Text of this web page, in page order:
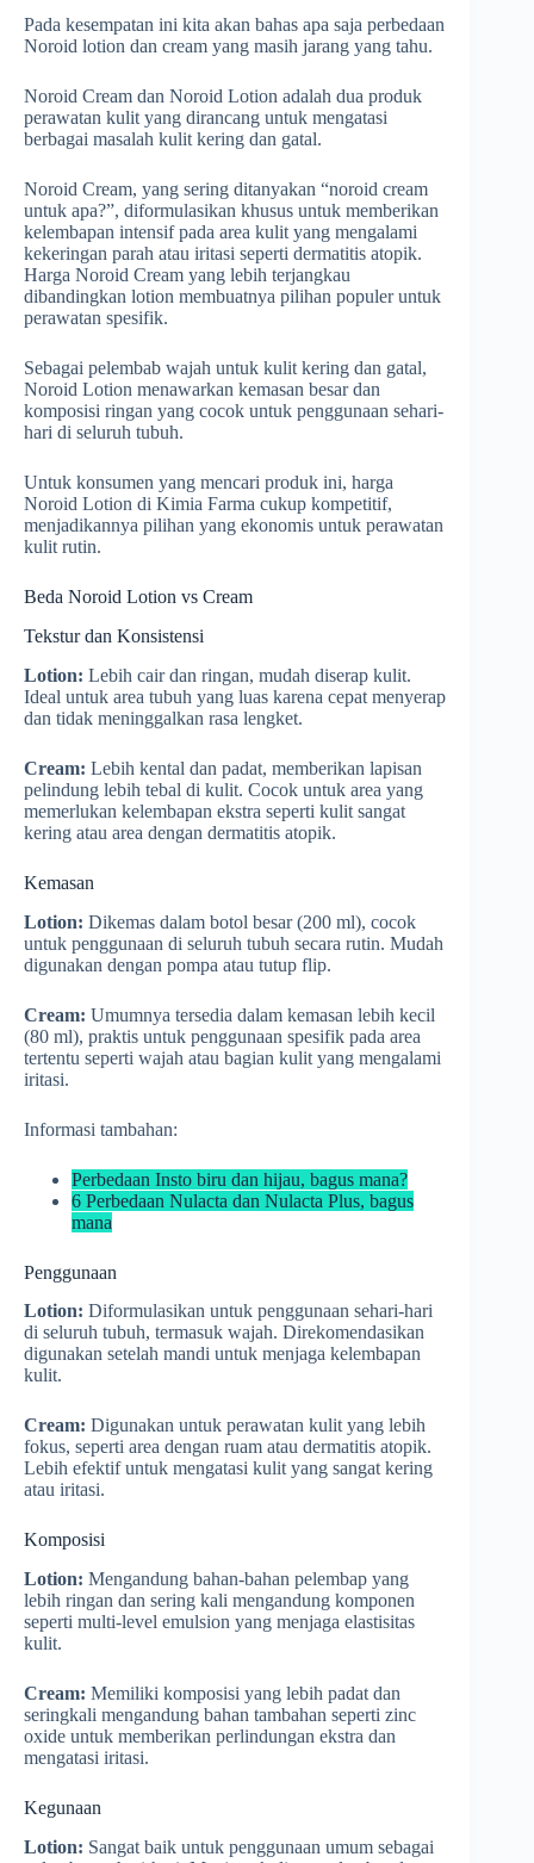
Pada kesempatan ini kita akan bahas apa saja perbedaan
Noroid lotion dan cream yang masih jarang yang tahu.
Noroid Cream dan Noroid Lotion adalah dua produk
perawatan kulit yang dirancang untuk mengatasi
berbagai masalah kulit kering dan gatal.
Noroid Cream, yang sering ditanyakan “noroid cream
untuk apa?”, diformulasikan khusus untuk memberikan
kelembapan intensif pada area kulit yang mengalami
kekeringan parah atau iritasi seperti dermatitis atopik.
Harga Noroid Cream yang lebih terjangkau
dibandingkan lotion membuatnya pilihan populer untuk
perawatan spesifik.
Sebagai pelembab wajah untuk kulit kering dan gatal,
Noroid Lotion menawarkan kemasan besar dan
komposisi ringan yang cocok untuk penggunaan sehari-
hari di seluruh tubuh.
Untuk konsumen yang mencari produk ini, harga
Noroid Lotion di Kimia Farma cukup kompetitif,
menjadikannya pilihan yang ekonomis untuk perawatan
kulit rutin.
Beda Noroid Lotion vs Cream
Tekstur dan Konsistensi
Lotion: Lebih cair dan ringan, mudah diserap kulit.
Ideal untuk area tubuh yang luas karena cepat menyerap
dan tidak meninggalkan rasa lengket.
Cream: Lebih kental dan padat, memberikan lapisan
pelindung lebih tebal di kulit. Cocok untuk area yang
memerlukan kelembapan ekstra seperti kulit sangat
kering atau area dengan dermatitis atopik.
Kemasan
Lotion: Dikemas dalam botol besar (200 ml), cocok
untuk penggunaan di seluruh tubuh secara rutin. Mudah
digunakan dengan pompa atau tutup flip.
Cream: Umumnya tersedia dalam kemasan lebih kecil
(80 ml), praktis untuk penggunaan spesifik pada area
tertentu seperti wajah atau bagian kulit yang mengalami
iritasi.
Informasi tambahan:
Perbedaan Insto biru dan hijau, bagus mana?
6 Perbedaan Nulacta dan Nulacta Plus, bagus
mana
Penggunaan
Lotion: Diformulasikan untuk penggunaan sehari-hari
di seluruh tubuh, termasuk wajah. Direkomendasikan
digunakan setelah mandi untuk menjaga kelembapan
kulit.
Cream: Digunakan untuk perawatan kulit yang lebih
fokus, seperti area dengan ruam atau dermatitis atopik.
Lebih efektif untuk mengatasi kulit yang sangat kering
atau iritasi.
Komposisi
Lotion: Mengandung bahan-bahan pelembap yang
lebih ringan dan sering kali mengandung komponen
seperti multi-level emulsion yang menjaga elastisitas
kulit.
Cream: Memiliki komposisi yang lebih padat dan
seringkali mengandung bahan tambahan seperti zinc
oxide untuk memberikan perlindungan ekstra dan
mengatasi iritasi.
Kegunaan
Lotion: Sangat baik untuk penggunaan umum sebagai